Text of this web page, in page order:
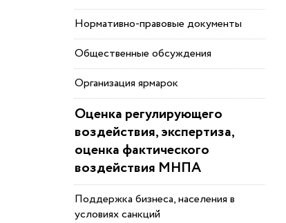
Нормативно-правовые документы
Общественные обсуждения
Организация ярмарок
Оценка регулирующего
воздействия, экспертиза,
оценка фактического
воздействия МНПА
Поддержка бизнеса, населения в
условиях санкций